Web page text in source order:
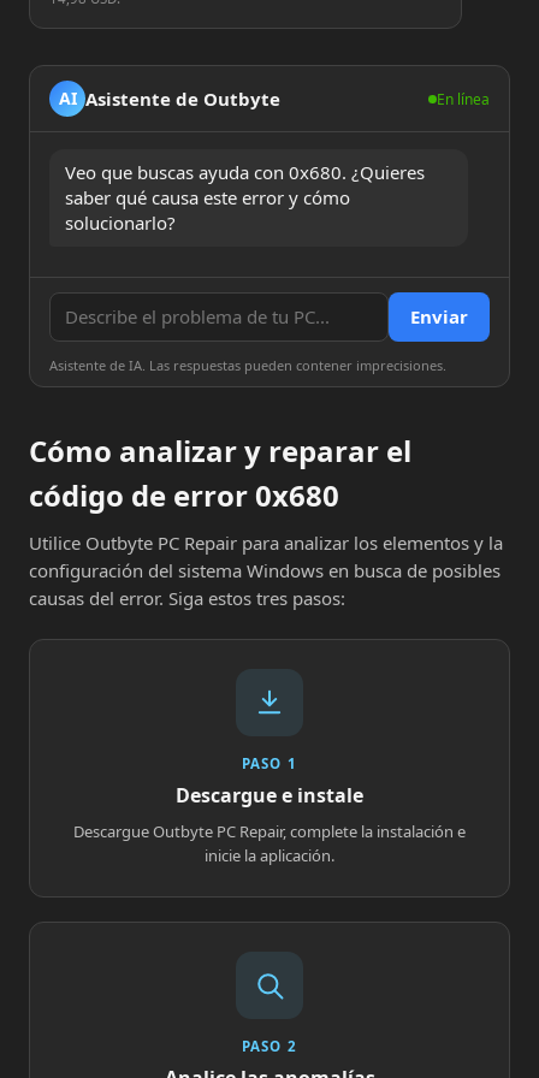
AI Asistente de Outbyte En línea
Veo que buscas ayuda con 0x680. ¿Quieres
saber qué causa este error y cómo
solucionarlo?
Enviar
Asistente de IA. Las respuestas pueden contener imprecisiones.
Cómo analizar y reparar el
código de error 0x680
Utilice Outbyte PC Repair para analizar los elementos y la
configuración del sistema Windows en busca de posibles
causas del error. Siga estos tres pasos:
PASO 1
Descargue e instale
Descargue Outbyte PC Repair, complete la instalación e
inicie la aplicación.
PASO 2